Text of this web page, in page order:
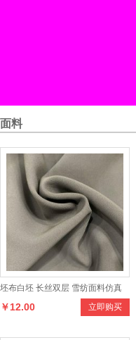
面料
坯布白坯 长丝双层 雪纺面料仿真
丝面料时装面料女装面料立即购买
￥12.00